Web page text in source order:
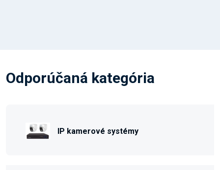
Odporúčaná kategória
IP kamerové systémy